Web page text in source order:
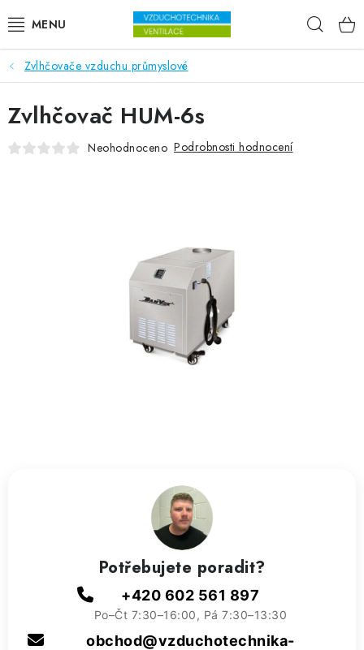
VENTILÁTORY
VZDUCHOTECHNIKA
REKUPERACE
ZVLHČOVAČE VZDUCHU PRŮMYSLOVÉ
Reference a zkušenosti
Rady a tipy
Kontakty
Zvlhčovače vzduchu průmyslové
Zvlhčovač HUM-6s
Neohodnoceno Podrobnosti hodnocení
Potřebujete poradit?
+420 602 561 897
Po–Čt 7:30–16:00, Pá 7:30–13:30
obchod@vzduchotechnika-